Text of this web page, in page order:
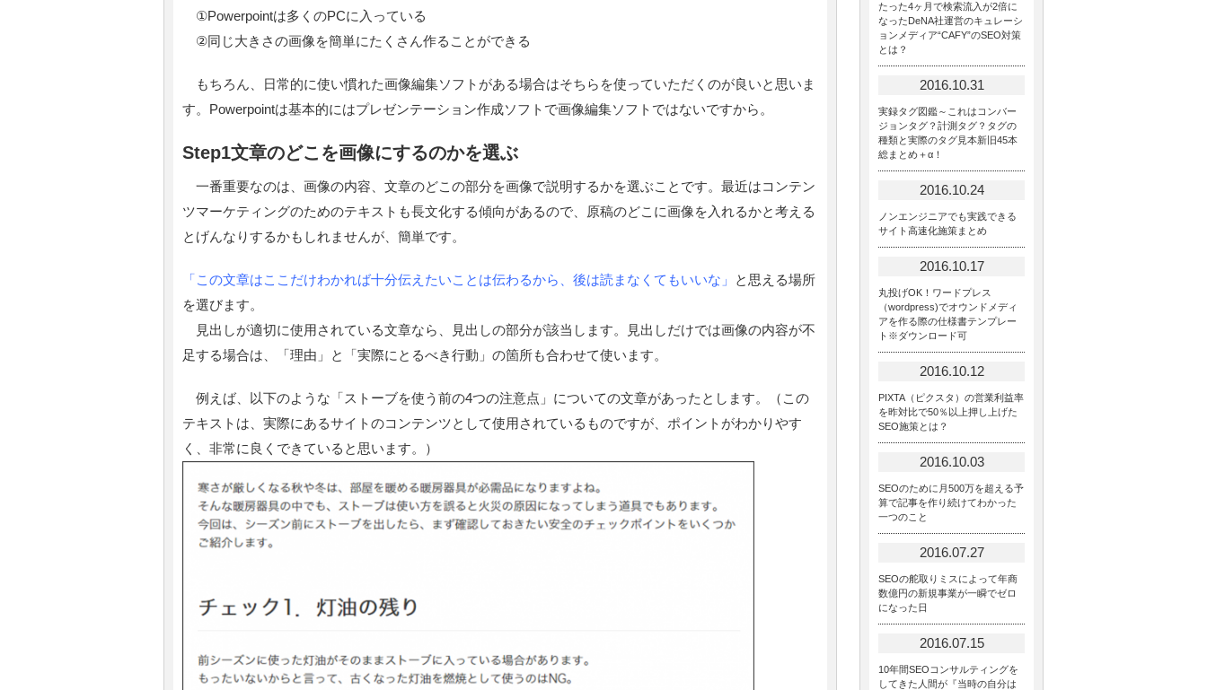
①Powerpointは多くのPCに入っている
②同じ大きさの画像を簡単にたくさん作ることができる
もちろん、日常的に使い慣れた画像編集ソフトがある場合はそちらを使っていただくのが良いと思いま
す。Powerpointは基本的にはプレゼンテーション作成ソフトで画像編集ソフトではないですから。
Step1文章のどこを画像にするのかを選ぶ
一番重要なのは、画像の内容、文章のどこの部分を画像で説明するかを選ぶことです。最近はコンテン
ツマーケティングのためのテキストも長文化する傾向があるので、原稿のどこに画像を入れるかと考える
とげんなりするかもしれませんが、簡単です。
「この文章はここだけわかれば十分伝えたいことは伝わるから、後は読まなくてもいいな」
と思える場所
を選びます。
見出しが適切に使用されている文章なら、見出しの部分が該当します。見出しだけでは画像の内容が不
足する場合は、「理由」と「実際にとるべき行動」の箇所も合わせて使います。
例えば、以下のような「ストーブを使う前の4つの注意点」についての文章があったとします。（この
テキストは、実際にあるサイトのコンテンツとして使用されているものですが、ポイントがわかりやす
く、非常に良くできていると思います。）
たった4ヶ月で検索流入が2倍に
なったDeNA社運営のキュレーシ
ョンメディア“CAFY”のSEO対策
とは？
2016.10.31
実録タグ図鑑～これはコンバー
ジョンタグ？計測タグ？タグの
種類と実際のタグ見本新旧45本
総まとめ＋α！
2016.10.24
ノンエンジニアでも実践できる
サイト高速化施策まとめ
2016.10.17
丸投げOK！ワードプレス
（wordpress)でオウンドメディ
アを作る際の仕様書テンプレー
ト※ダウンロード可
2016.10.12
PIXTA（ピクスタ）の営業利益率
を昨対比で50％以上押し上げた
SEO施策とは？
2016.10.03
SEOのために月500万を超える予
算で記事を作り続けてわかった
一つのこと
2016.07.27
SEOの舵取りミスによって年商
数億円の新規事業が一瞬でゼロ
になった日
2016.07.15
10年間SEOコンサルティングを
してきた人間が『当時の自分は